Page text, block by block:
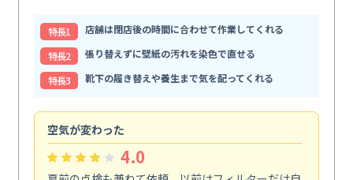
特⻑1
店舗は閉店後の時間に合わせて作業してくれる
特⻑2
張り替えずに壁紙の汚れを染色で直せる
特⻑3
靴下の履き替えや養生まで気を配ってくれる
空気が変わった
4.0